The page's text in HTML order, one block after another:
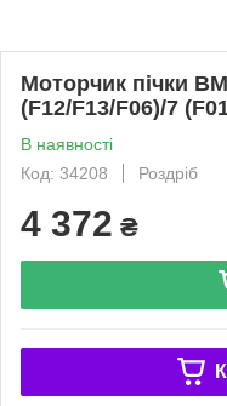
Моторчик пічки
(F12/F13/F06)/7
В наявності
Код: 34208
Роздріб
4 372 ₴